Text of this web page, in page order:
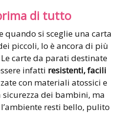
di tutto
quando si sceglie una carta
piccoli, lo è ancora di più
Le carte da parati destinate
infatti resistenti, facili
con materiali atossici e
dei bambini, ma
resti bello, pulito